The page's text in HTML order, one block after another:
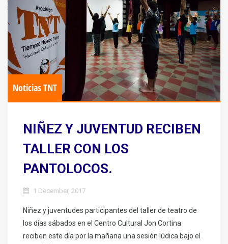
Noticias TNT
NIÑEZ Y JUVENTUD RECIBEN
TALLER CON LOS
PANTOLOCOS.
1 December, 2017
Niñez y juventudes participantes del taller de teatro de
los días sábados en el Centro Cultural Jon Cortina
reciben este día por la mañana una sesión lúdica bajo el